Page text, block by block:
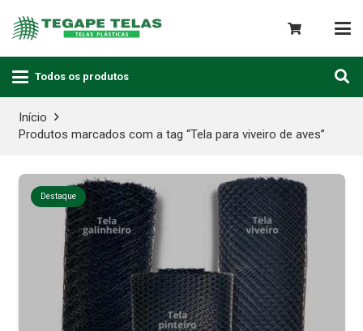
Todos os produtos
Início
Produtos marcados com a tag “Tela para viveiro de aves”
Destaque